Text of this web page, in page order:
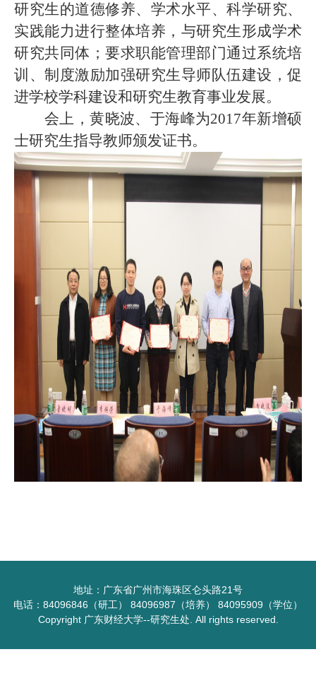
研究生的道德修养、学术水平、科学研究、
实践能力进行整体培养 ，与研究生形成学术
研究共同体；要求职能管理部门通过系统培
训、制度激励加强研究生导师队伍建设，促
进学校学科建设和研究生教育事业发展。
会上，黄晓波、于海峰为2017年新增硕
士研究生指导教师颁发证书。
地址：广东省广州市海珠区仑头路21号
电话：84096846（研工） 84096987（培养） 84095909（学位）
Copyright 广东财经大学--研究生处. All rights reserved.